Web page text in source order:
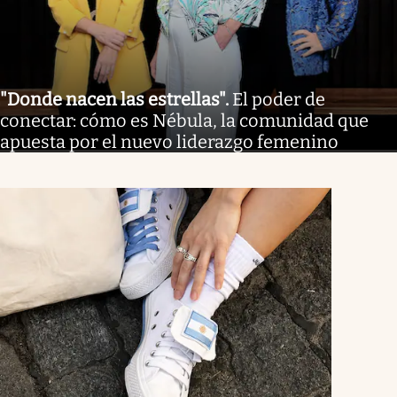
"Donde nacen las estrellas". El poder de
conectar: cómo es Nébula, la comunidad que
apuesta por el nuevo liderazgo femenino